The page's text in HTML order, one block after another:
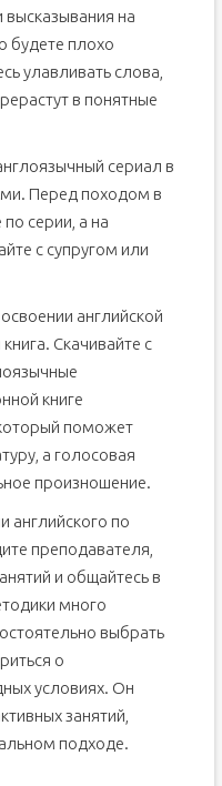
на
будете плохо
улавливать слова,
в понятные
сериал в
Перед походом в
серии, а на
с супругом или
английской
Скачивайте с
книге
поможет
а голосовая
произношение.
английского по
преподавателя,
и общайтесь в
много
выбрать
о
условиях. Он
занятий,
подходе.